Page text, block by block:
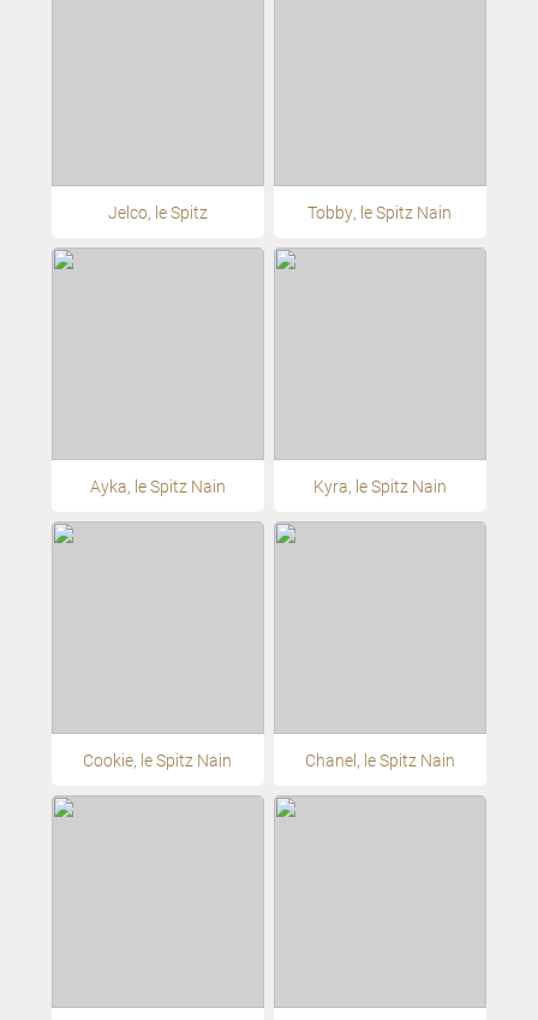
Jelco, le Spitz Tobby, le Spitz Nain
Ayka, le Spitz Nain Kyra, le Spitz Nain
Cookie, le Spitz Nain Chanel, le Spitz Nain